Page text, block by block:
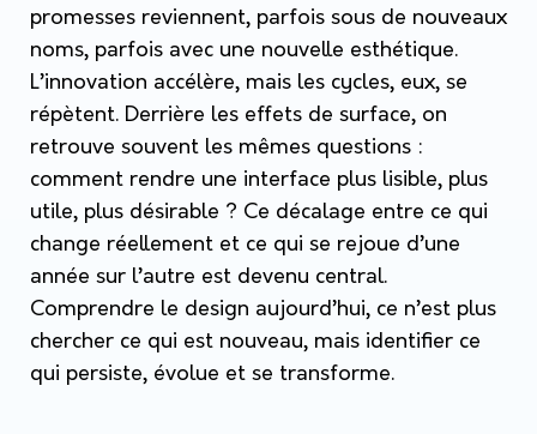
promesses reviennent, parfois sous de nouveaux
noms, parfois avec une nouvelle esthétique.
L’innovation accélère, mais les cycles, eux, se
répètent. Derrière les effets de surface, on
retrouve souvent les mêmes questions :
comment rendre une interface plus lisible, plus
utile, plus désirable ? Ce décalage entre ce qui
change réellement et ce qui se rejoue d’une
année sur l’autre est devenu central.
Comprendre le design aujourd’hui, ce n’est plus
chercher ce qui est nouveau, mais identifier ce
qui persiste, évolue et se transforme.